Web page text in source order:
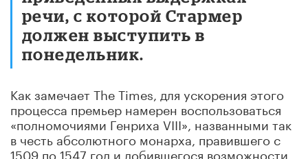
речи, с которой Стармер
должен выступить в
понедельник.
Как замечает The Times, для ускорения этого
процесса премьер намерен воспользоваться
«полномочиями Генриха VIII», названными так
в честь абсолютного монарха, правившего с
1509 по 1547 год и добившегося возможности